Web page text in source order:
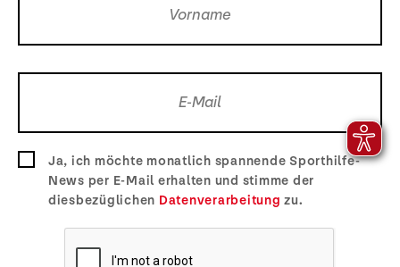
Ja, ich möchte monatlich spannende Sporthilfe-
News per E-Mail erhalten und stimme der
diesbezüglichen Datenverarbeitung zu.